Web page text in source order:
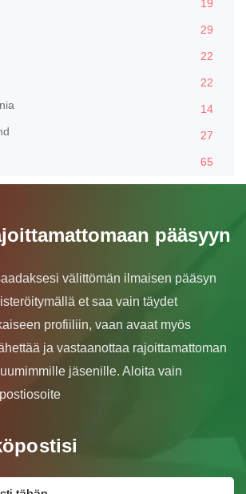
19
29
22
22
14
27
65
pääsyyn
välittömän ilmaisen pääsyn
et saa vain täydet
profiiliin, vaan avaat myös
ja vastaanottaa rajoittamattoman
jäsenille. Aloita vain